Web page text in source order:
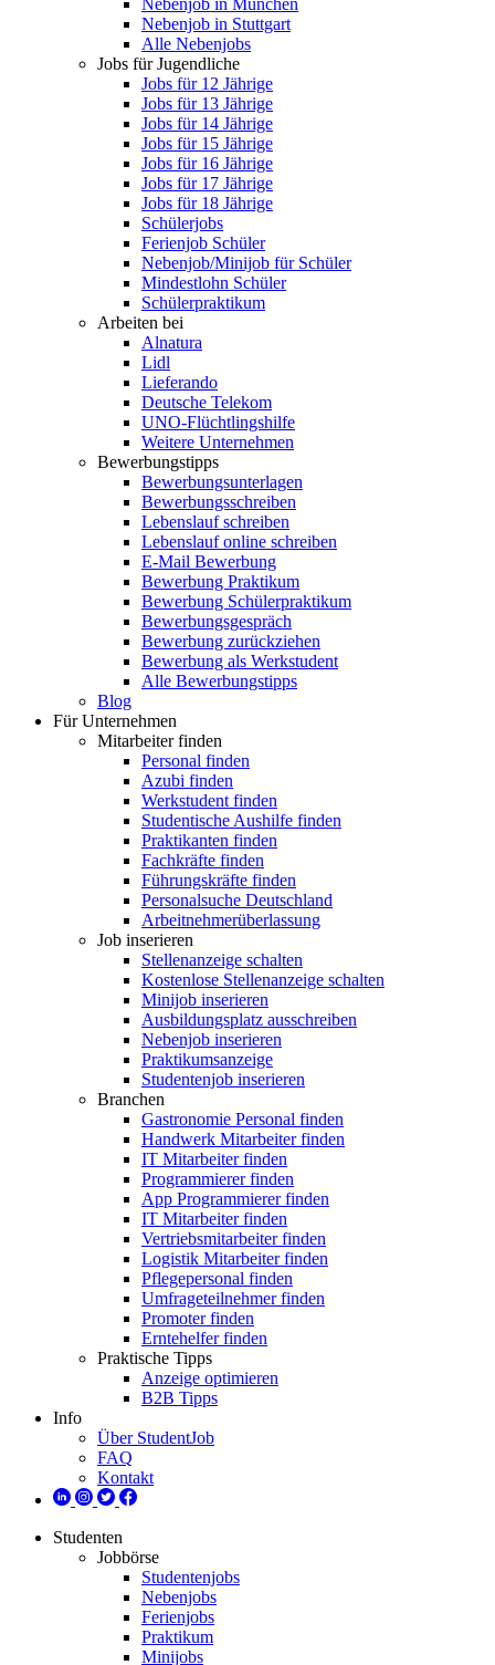
Nebenjob in München
Nebenjob in Stuttgart
Alle Nebenjobs
Jobs für Jugendliche
Jobs für 12 Jährige
Jobs für 13 Jährige
Jobs für 14 Jährige
Jobs für 15 Jährige
Jobs für 16 Jährige
Jobs für 17 Jährige
Jobs für 18 Jährige
Schülerjobs
Ferienjob Schüler
Nebenjob/Minijob für Schüler
Mindestlohn Schüler
Schülerpraktikum
Arbeiten bei
Alnatura
Lidl
Lieferando
Deutsche Telekom
UNO-Flüchtlingshilfe
Weitere Unternehmen
Bewerbungstipps
Bewerbungsunterlagen
Bewerbungsschreiben
Lebenslauf schreiben
Lebenslauf online schreiben
E-Mail Bewerbung
Bewerbung Praktikum
Bewerbung Schülerpraktikum
Bewerbungsgespräch
Bewerbung zurückziehen
Bewerbung als Werkstudent
Alle Bewerbungstipps
Blog
Für Unternehmen
Mitarbeiter finden
Personal finden
Azubi finden
Werkstudent finden
Studentische Aushilfe finden
Praktikanten finden
Fachkräfte finden
Führungskräfte finden
Personalsuche Deutschland
Arbeitnehmerüberlassung
Job inserieren
Stellenanzeige schalten
Kostenlose Stellenanzeige schalten
Minijob inserieren
Ausbildungsplatz ausschreiben
Nebenjob inserieren
Praktikumsanzeige
Studentenjob inserieren
Branchen
Gastronomie Personal finden
Handwerk Mitarbeiter finden
IT Mitarbeiter finden
Programmierer finden
App Programmierer finden
IT Mitarbeiter finden
Vertriebsmitarbeiter finden
Logistik Mitarbeiter finden
Pflegepersonal finden
Umfrageteilnehmer finden
Promoter finden
Erntehelfer finden
Praktische Tipps
Anzeige optimieren
B2B Tipps
Info
Über StudentJob
FAQ
Kontakt
Studenten
Jobbörse
Studentenjobs
Nebenjobs
Ferienjobs
Praktikum
Minijobs